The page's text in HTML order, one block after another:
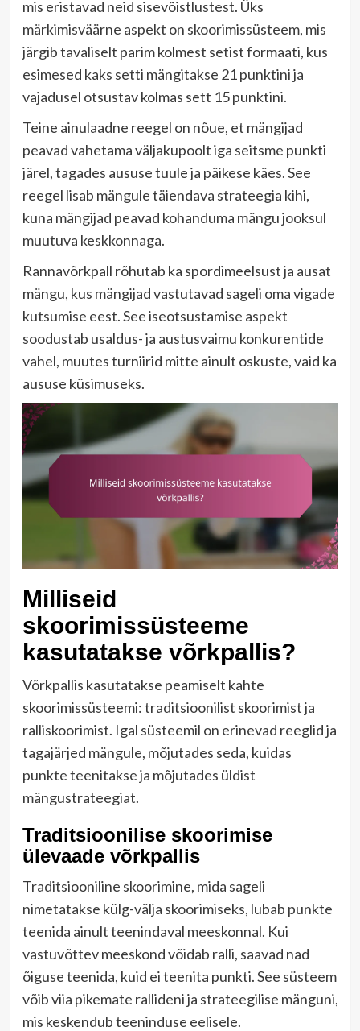
mis eristavad neid sisevõistlustest. Üks
märkimisväärne aspekt on skoorimissüsteem, mis
järgib tavaliselt parim kolmest setist formaati, kus
esimesed kaks setti mängitakse 21 punktini ja
vajadusel otsustav kolmas sett 15 punktini.
Teine ainulaadne reegel on nõue, et mängijad
peavad vahetama väljakupoolt iga seitsme punkti
järel, tagades aususe tuule ja päikese käes. See
reegel lisab mängule täiendava strateegia kihi,
kuna mängijad peavad kohanduma mängu jooksul
muutuva keskkonnaga.
Rannavõrkpall rõhutab ka spordimeelsust ja ausat
mängu, kus mängijad vastutavad sageli oma vigade
kutsumise eest. See iseotsustamise aspekt
soodustab usaldus- ja austusvaimu konkurentide
vahel, muutes turniirid mitte ainult oskuste, vaid ka
aususe küsimuseks.
Milliseid
skoorimissüsteeme
kasutatakse võrkpallis?
Võrkpallis kasutatakse peamiselt kahte
skoorimissüsteemi: traditsioonilist skoorimist ja
ralliskoorimist. Igal süsteemil on erinevad reeglid ja
tagajärjed mängule, mõjutades seda, kuidas
punkte teenitakse ja mõjutades üldist
mängustrateegiat.
Traditsioonilise skoorimise
ülevaade võrkpallis
Traditsiooniline skoorimine, mida sageli
nimetatakse külg-välja skoorimiseks, lubab punkte
teenida ainult teenindaval meeskonnal. Kui
vastuvõttev meeskond võidab ralli, saavad nad
õiguse teenida, kuid ei teenita punkti. See süsteem
võib viia pikemate rallideni ja strateegilise mänguni,
mis keskendub teeninduse eelisele.